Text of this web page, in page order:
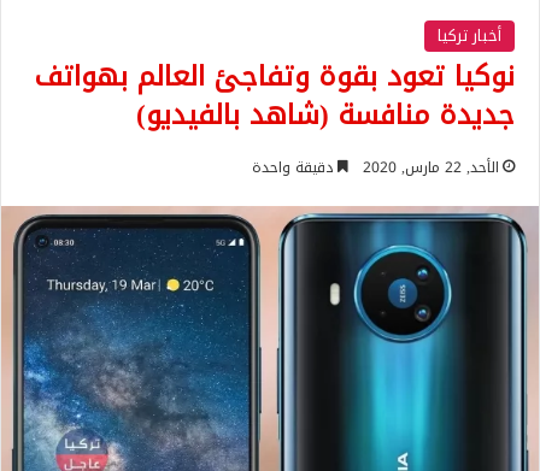
أخبار تركيا
نوكيا تعود بقوة وتفاجئ العالم بهواتف
جديدة منافسة (شاهد بالفيديو)
الأحد, 22 مارس, 2020 دقيقة واحدة